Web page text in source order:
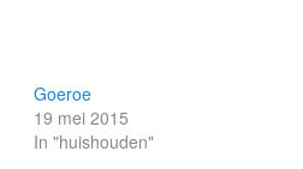
Goeroe
19 mei 2015
In "huishouden"